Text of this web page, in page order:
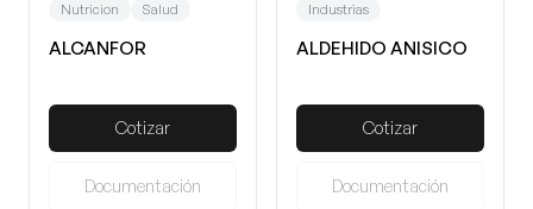
Nutricion Salud
ALCANFOR
Cotizar
Documentación
Industrias
ALDEHIDO ANISICO
Cotizar
Documentación